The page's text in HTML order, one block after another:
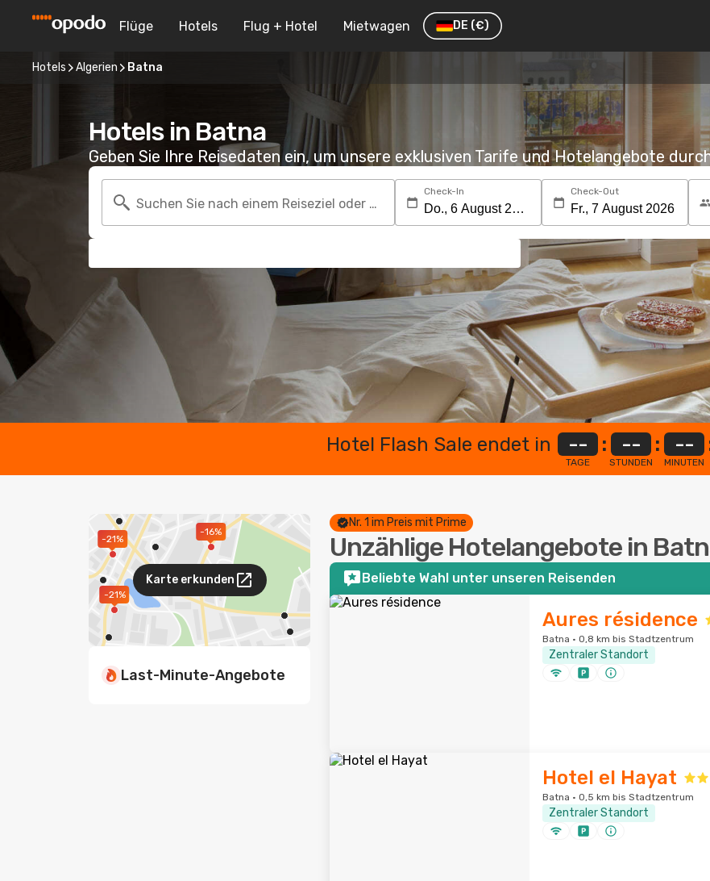
Flüge Hotels Flug + Hotel Mietwagen DE (€)
Hotels Algerien Batna
Hotels in Batna
Geben Sie Ihre Reisedaten ein, um unsere exklusiven Tarife und Hotelangebote
Suchen Sie nach einem Reiseziel oder Hotel
Check-In Check-Out
Hotel Flash Sale endet in --
TAGE
: --
STUNDEN
: --
MINUTEN
-21%
-21%
-16%
Karte erkunden
Last-Minute-Angebote
Nr. 1 im Preis mit Prime
Unzählige Hotelangebote in
Beliebte Wahl unter unseren Reisenden
Aures résidence
Batna · 0,8 km bis Stadtzentrum
Zentraler Standort
Hotel el Hayat
Batna · 0,5 km bis Stadtzentrum
Zentraler Standort